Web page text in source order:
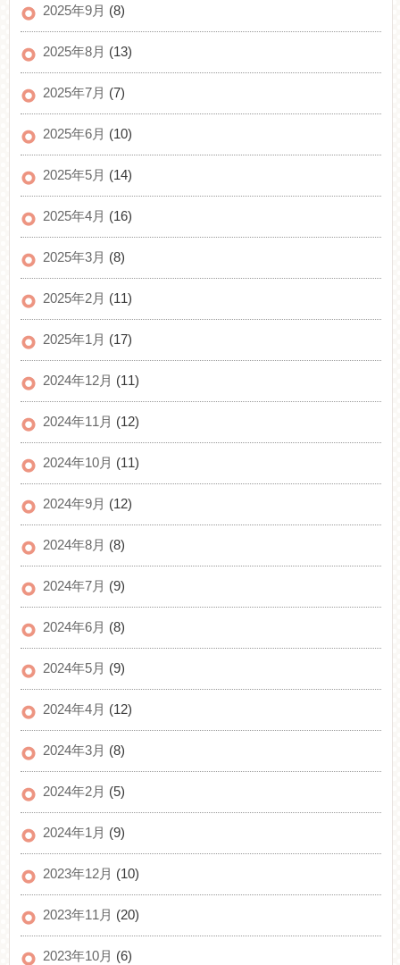
2025年9月 (8)
2025年8月 (13)
2025年7月 (7)
2025年6月 (10)
2025年5月 (14)
2025年4月 (16)
2025年3月 (8)
2025年2月 (11)
2025年1月 (17)
2024年12月 (11)
2024年11月 (12)
2024年10月 (11)
2024年9月 (12)
2024年8月 (8)
2024年7月 (9)
2024年6月 (8)
2024年5月 (9)
2024年4月 (12)
2024年3月 (8)
2024年2月 (5)
2024年1月 (9)
2023年12月 (10)
2023年11月 (20)
2023年10月 (6)